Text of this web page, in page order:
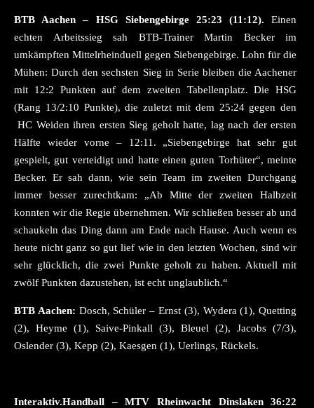
BTB Aachen – HSG Siebengebirge 25:23 (11:12). Einen
echten Arbeitssieg sah BTB-Trainer Martin Becker im
umkämpften Mittelrheinduell gegen Siebengebirge. Lohn für die
Mühen: Durch den sechsten Sieg in Serie bleiben die Aachener
mit 12:2 Punkten auf dem zweiten Tabellenplatz. Die HSG
(Rang 13/2:10 Punkte), die zuletzt mit dem 25:24 gegen den
HC Weiden ihren ersten Sieg geholt hatte, lag nach der ersten
Hälfte wieder vorne – 12:11. „Siebengebirge hat sehr gut
gespielt, gut verteidigt und hatte einen guten Torhüter“, meinte
Becker. Er sah dann, wie sein Team im zweiten Durchgang
immer besser zurechtkam: „Ab Mitte der zweiten Halbzeit
konnten wir die Regie übernehmen. Wir schließen besser ab und
schaukeln das Ding dann am Ende nach Hause. Auch wenn es
heute nicht ganz so gut lief wie in den letzten Wochen, sind wir
sehr glücklich, die zwei Punkte geholt zu haben. Aktuell mit
zwölf Punkten dazustehen, ist echt unglaublich.“
BTB Aachen: Dosch, Schüler – Ernst (3), Wydera (1), Quetting
(2), Heyme (1), Saive-Pinkall (3), Bleuel (2), Jacobs (7/3),
Oslender (3), Kepp (2), Kaesgen (1), Uerlings, Rückels.
Interaktiv.Handball – MTV Rheinwacht Dinslaken 36:22